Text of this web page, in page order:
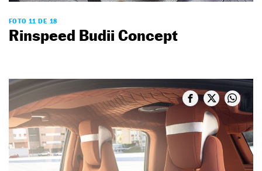
FOTO 11 DE 18
Rinspeed Budii Concept